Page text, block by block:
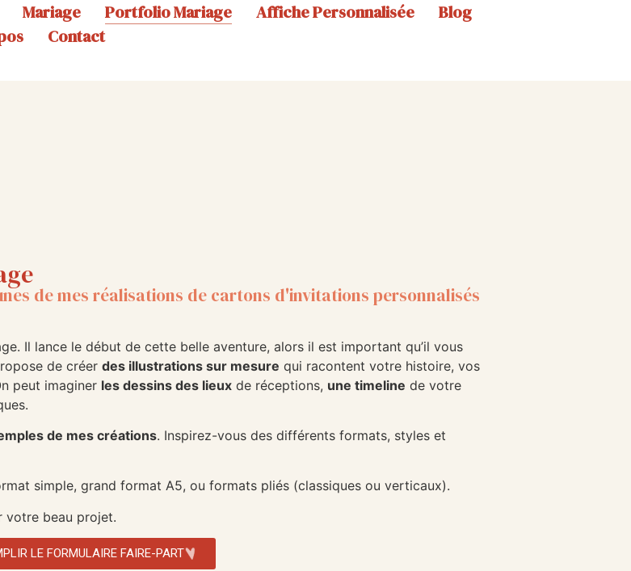
Mariage Portfolio Mariage Affiche Personnalisée
Blog
Contact
de mes réalisations de cartons d'invitations personnalisés
Il lance le début de cette belle aventure, alors il est important qu’il vous
de créer des illustrations sur mesure qui racontent votre histoire, vos
peut imaginer les dessins des lieuxde réceptions, une timeline de votre
de mes créations. Inspirez-vous des différents formats, styles et
simple, grand format A5, ou formats pliés (classiques ou verticaux).
votre beau projet.
LE FORMULAIRE FAIRE-PART